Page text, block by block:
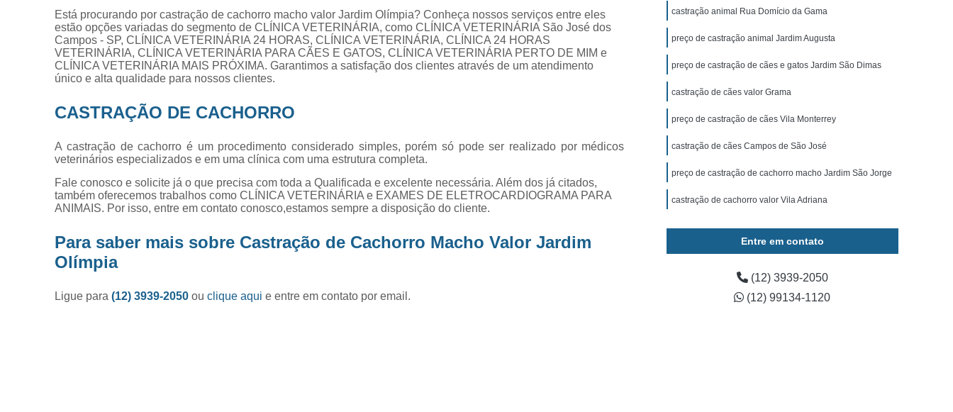
Exame de Eletrocardiograma para Gatos
Exame de Raio X do Tórax para Cachorro
Exame de Raio X para Cachorro
Exame de Ultrassom Abdominal para Cachorro
Exame de Ultrassom Abdominal para Cachorro Caçapava
Exame de Ultrassom Abdominal para Cachorro São José dos Campos
Exame de Ultrassom de Gato
Exame de Ultrassom para Cachorro
Exame Bioquímico em Cães
Exames Laboratoriais em Animais
Exames Laboratoriais para Animais
Exames Laboratoriais para Gatos
Exames Laboratoriais para Pets
Laboratório para Animais
Está procurando por castração de cachorro macho valor Jardim Olímpia? Conheça nossos serviços entre eles
estão opções variadas do segmento de CLÍNICA VETERINÁRIA, como CLÍNICA VETERINÁRIA São José dos
Campos - SP, CLÍNICA VETERINÁRIA 24 HORAS, CLÍNICA VETERINÁRIA, CLÍNICA 24 HORAS
VETERINÁRIA, CLÍNICA VETERINÁRIA PARA CÃES E GATOS, CLÍNICA VETERINÁRIA PERTO DE MIM e
CLÍNICA VETERINÁRIA MAIS PRÓXIMA. Garantimos a satisfação dos clientes através de um atendimento
único e alta qualidade para nossos clientes.
CASTRAÇÃO DE CACHORRO
A castração de cachorro é um procedimento considerado simples, porém só pode ser realizado por médicos
veterinários especializados e em uma clínica com uma estrutura completa.
Fale conosco e solicite já o que precisa com toda a Qualificada e excelente necessária. Além dos já citados,
também oferecemos trabalhos como CLÍNICA VETERINÁRIA e EXAMES DE ELETROCARDIOGRAMA PARA
ANIMAIS. Por isso, entre em contato conosco,estamos sempre a disposição do cliente.
Para saber mais sobre Castração de Cachorro Macho Valor Jardim
Olímpia
Ligue para(12) 3939-2050ouclique aqui e entre em contato por email.
castração animal Rua Domício da Gama
preço de castração animal Jardim Augusta
preço de castração de cães e gatos Jardim São Dimas
castração de cães valor Grama
preço de castração de cães Vila Monterrey
castração de cães Campos de São José
preço de castração de cachorro macho Jardim São Jorge
castração de cachorro valor Vila Adriana
Entre em contato
(12) 3939-2050
(12) 99134-1120